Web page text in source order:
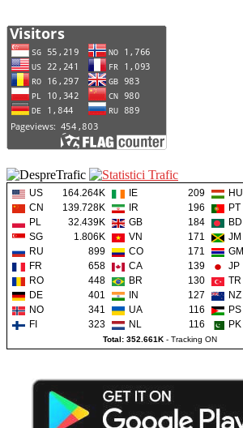
US 164.264K IE 209 HU
CN
139.728K IR 196 PT
PL
32.439K GB 184 BD
SG
1.806K VN 171 JM
RU
899 CO 171 GM
FR
658 CA 139 JP
RO
448 BR 130 TR
DE
401 IN 127 NZ
NO
341 UA 116 PS
FI
323 NL 116 PK
Total: 352.661K - Tracking ON